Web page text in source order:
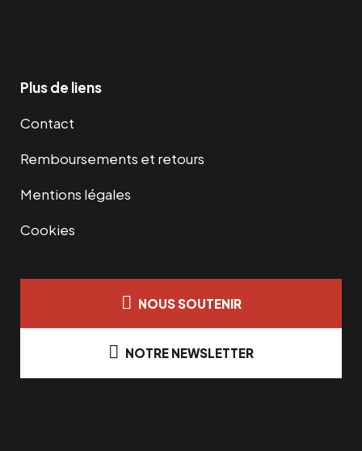
Plus de liens
Contact
Remboursements et retours
Mentions légales
Cookies
NOUS SOUTENIR
NOTRE NEWSLETTER